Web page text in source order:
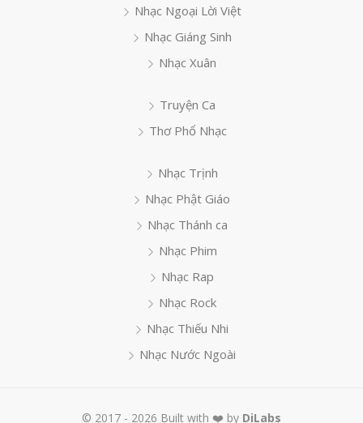
Nhạc Ngoại Lời Việt
Nhạc Giáng Sinh
Nhạc Xuân
Truyện Ca
Thơ Phổ Nhạc
Nhạc Trịnh
Nhạc Phật Giáo
Nhạc Thánh ca
Nhạc Phim
Nhạc Rap
Nhạc Rock
Nhạc Thiếu Nhi
Nhạc Nước Ngoài
© 2017 - 2026 Built with ❤️ by DiLabs